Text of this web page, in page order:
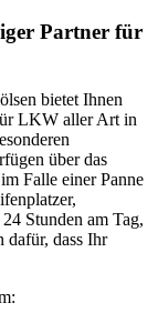
Partner für
bietet Ihnen
LKW aller Art in
über das
Falle einer Panne
Stunden am Tag,
dafür, dass Ihr